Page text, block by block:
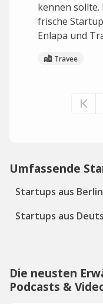
kennen
frische
Enlapa und
Travee
Umfassende
Startups aus Berlin
Startups aus
Die neusten
Podcasts &